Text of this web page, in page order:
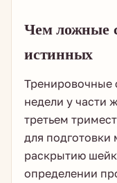
Чем ложные
истинных
Тренировочные
недели у части
третьем
для подготовки
раскрытию
определении